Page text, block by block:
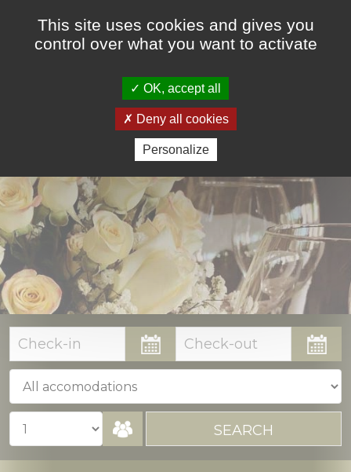
HUWELIJK & EVENEMENTEN
This site uses cookies and gives you
control over what you want to activate
OK, accept all
Deny all cookies
Personalize